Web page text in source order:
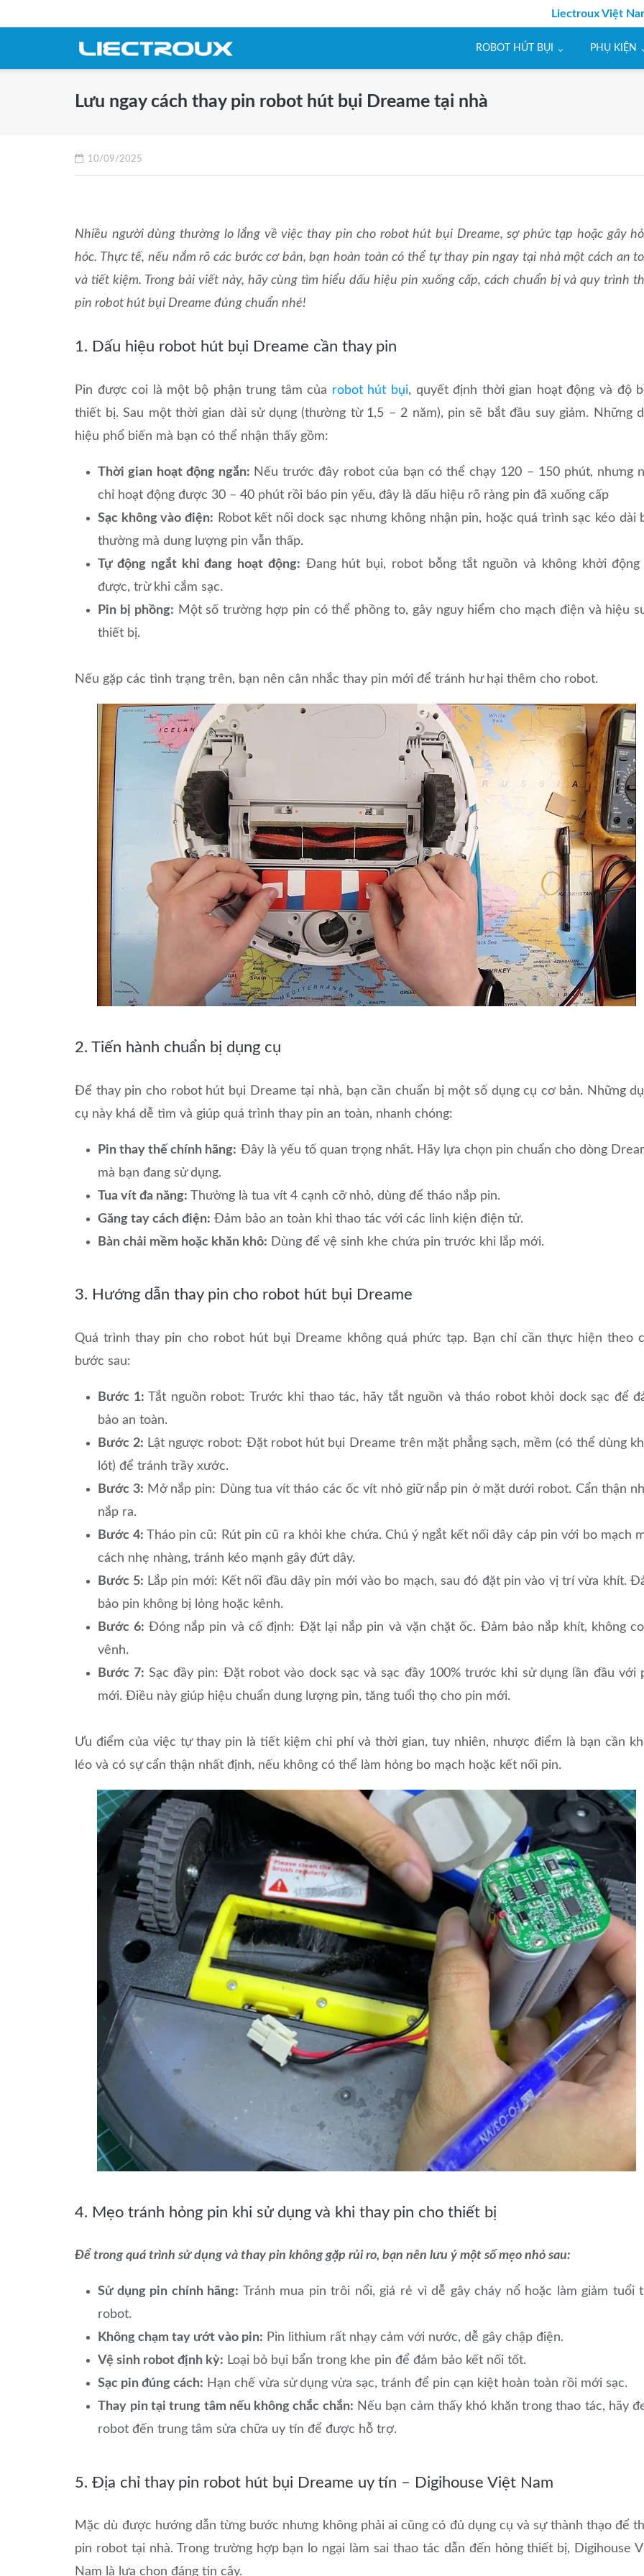
Liectroux Việt
ROBOT HÚT BỤI PHỤ KIỆN
Lưu ngay cách thay pin robot hút bụi Dreame tại nhà
10/09/2025
Nhiều người dùng thường lo lắng về việc thay pin cho robot hút bụi Dreame, sợ phức tạp hoặc gây
hóc. Thực tế, nếu nắm rõ các bước cơ bản, bạn hoàn toàn có thể tự thay pin ngay tại nhà một cách an
và tiết kiệm. Trong bài viết này, hãy cùng tìm hiểu dấu hiệu pin xuống cấp, cách chuẩn bị và quy trình
pin robot hút bụi Dreame đúng chuẩn nhé!
1. Dấu hiệu robot hút bụi Dreame cần thay pin
Pin được coi là một bộ phận trung tâm của robot hút bụi, quyết định thời gian hoạt động và độ
thiết bị. Sau một thời gian dài sử dụng (thường từ 1,5 – 2 năm), pin sẽ bắt đầu suy giảm. Những
hiệu phổ biến mà bạn có thể nhận thấy gồm:
Thời gian hoạt động ngắn: Nếu trước đây robot của bạn có thể chạy 120 – 150 phút, nhưng
chỉ hoạt động được 30 – 40 phút rồi báo pin yếu, đây là dấu hiệu rõ ràng pin đã xuống cấp
Sạc không vào điện: Robot kết nối dock sạc nhưng không nhận pin, hoặc quá trình sạc kéo dài
thường mà dung lượng pin vẫn thấp.
Tự động ngắt khi đang hoạt động: Đang hút bụi, robot bỗng tắt nguồn và không khởi động
được, trừ khi cắm sạc.
Pin bị phồng: Một số trường hợp pin có thể phồng to, gây nguy hiểm cho mạch điện và hiệu
thiết bị.
Nếu gặp các tình trạng trên, bạn nên cân nhắc thay pin mới để tránh hư hại thêm cho robot.
2. Tiến hành chuẩn bị dụng cụ
Để thay pin cho robot hút bụi Dreame tại nhà, bạn cần chuẩn bị một số dụng cụ cơ bản. Những
cụ này khá dễ tìm và giúp quá trình thay pin an toàn, nhanh chóng:
Pin thay thế chính hãng: Đây là yếu tố quan trọng nhất. Hãy lựa chọn pin chuẩn cho dòng
mà bạn đang sử dụng.
Tua vít đa năng: Thường là tua vít 4 cạnh cỡ nhỏ, dùng để tháo nắp pin.
Găng tay cách điện: Đảm bảo an toàn khi thao tác với các linh kiện điện tử.
Bàn chải mềm hoặc khăn khô: Dùng để vệ sinh khe chứa pin trước khi lắp mới.
3. Hướng dẫn thay pin cho robot hút bụi Dreame
Quá trình thay pin cho robot hút bụi Dreame không quá phức tạp. Bạn chỉ cần thực hiện theo
bước sau:
Bước 1: Tắt nguồn robot: Trước khi thao tác, hãy tắt nguồn và tháo robot khỏi dock sạc để
bảo an toàn.
Bước 2: Lật ngược robot: Đặt robot hút bụi Dreame trên mặt phẳng sạch, mềm (có thể dùng
lót) để tránh trầy xước.
Bước 3: Mở nắp pin: Dùng tua vít tháo các ốc vít nhỏ giữ nắp pin ở mặt dưới robot. Cẩn thận
nắp ra.
Bước 4: Tháo pin cũ: Rút pin cũ ra khỏi khe chứa. Chú ý ngắt kết nối dây cáp pin với bo mạch
cách nhẹ nhàng, tránh kéo mạnh gây đứt dây.
Bước 5: Lắp pin mới: Kết nối đầu dây pin mới vào bo mạch, sau đó đặt pin vào vị trí vừa khít.
bảo pin không bị lỏng hoặc kênh.
Bước 6: Đóng nắp pin và cố định: Đặt lại nắp pin và vặn chặt ốc. Đảm bảo nắp khít, không
vênh.
Bước 7: Sạc đầy pin: Đặt robot vào dock sạc và sạc đầy 100% trước khi sử dụng lần đầu với
mới. Điều này giúp hiệu chuẩn dung lượng pin, tăng tuổi thọ cho pin mới.
Ưu điểm của việc tự thay pin là tiết kiệm chi phí và thời gian, tuy nhiên, nhược điểm là bạn cần
léo và có sự cẩn thận nhất định, nếu không có thể làm hỏng bo mạch hoặc kết nối pin.
4. Mẹo tránh hỏng pin khi sử dụng và khi thay pin cho thiết bị
Để trong quá trình sử dụng và thay pin không gặp rủi ro, bạn nên lưu ý một số mẹo nhỏ sau:
Sử dụng pin chính hãng: Tránh mua pin trôi nổi, giá rẻ vì dễ gây cháy nổ hoặc làm giảm tuổi
robot.
Không chạm tay ướt vào pin: Pin lithium rất nhạy cảm với nước, dễ gây chập điện.
Vệ sinh robot định kỳ: Loại bỏ bụi bẩn trong khe pin để đảm bảo kết nối tốt.
Sạc pin đúng cách: Hạn chế vừa sử dụng vừa sạc, tránh để pin cạn kiệt hoàn toàn rồi mới sạc.
Thay pin tại trung tâm nếu không chắc chắn: Nếu bạn cảm thấy khó khăn trong thao tác, hãy
robot đến trung tâm sửa chữa uy tín để được hỗ trợ.
5. Địa chỉ thay pin robot hút bụi Dreame uy tín – Digihouse Việt Nam
Mặc dù được hướng dẫn từng bước nhưng không phải ai cũng có đủ dụng cụ và sự thành thạo để
pin robot tại nhà. Trong trường hợp bạn lo ngại làm sai thao tác dẫn đến hỏng thiết bị, Digihouse
Nam là lựa chọn đáng tin cậy.